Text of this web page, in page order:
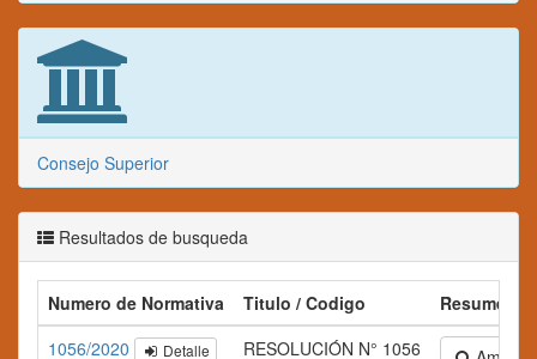
Consejo Superior
Resultados de busqueda
Numero de Normativa Titulo / Codigo
Resumen
1056/2020
Detalle RESOLUCIÓN N° 1056